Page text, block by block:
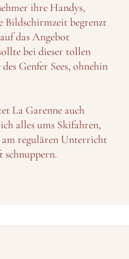
ihre Handys,
Bildschirmzeit begrenzt
das Angebot
bei dieser tollen
Genfer Sees, ohnehin
La Garenne auch
alles ums Skifahren,
am regulären Unterricht
schnuppern.